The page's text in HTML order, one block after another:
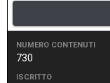
NUMERO CONTENUTI
730
ISCRITTO